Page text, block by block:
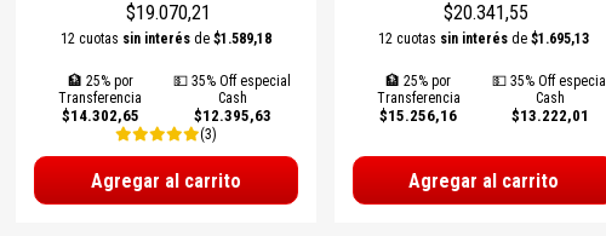
$19.070,21
12 cuotas sin interésde $1.589,18
🏦 25% por
Transferencia
$14.302,65
💵 35% Off especial
Cash
$12.395,63
(3)
Agregar al carrito
$20.341,55
12 cuotas sin interés de$1.695,13
🏦 25% por
Transferencia
$15.256,16
💵 35% Off especial
Cash
$13.222,01
Agregar al carrito